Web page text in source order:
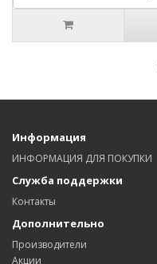
Информация
ИНФОРМАЦИЯ ДЛЯ ПОКУПКИ
Служба поддержки
Контакты
Дополнительно
Производители
Акции